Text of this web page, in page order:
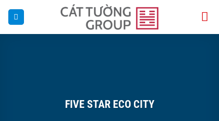
FIVE STAR ECO CITY